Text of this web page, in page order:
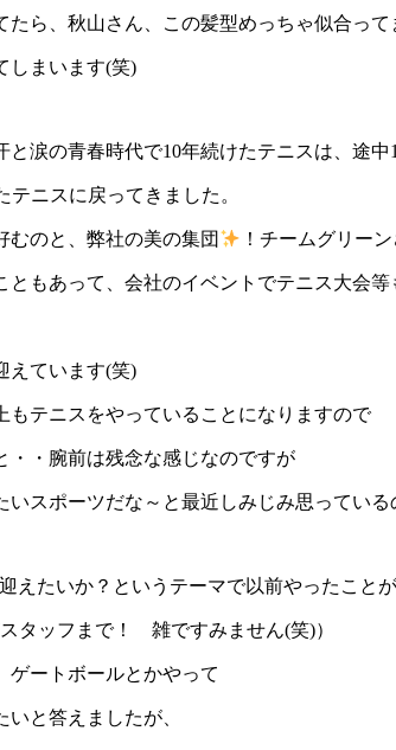
たら、秋山さん、この髪型めっちゃ似合っ
しまいます(笑)
涙の青春時代で10年続けたテニスは、途中
ニスに戻ってきました。
むのと、弊社の美の集団 ！チームグリー
もあって、会社のイベントでテニス大会等
えています(笑)
もテニスをやっていることになりますので
・・腕前は残念な感じなのですが
スポーツだな～と最近しみじみ思っている
えたいか？というテーマで以前やったこと
タッフまで！ 雑ですみません(笑)）
ゲートボールとかやって
と答えましたが、